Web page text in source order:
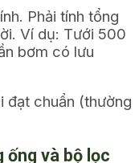
Phải tính tổng
Ví dụ: Tưới 500
bơm có lưu
đạt chuẩn (thường
ống và bộ lọc